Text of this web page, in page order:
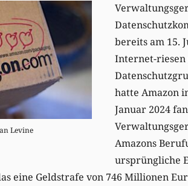
Levine
bereits am 15.
Internet-riesen
hatte Amazon
Januar 2024
Amazons
ursprüngliche
eine Geldstrafe von 746 Millionen